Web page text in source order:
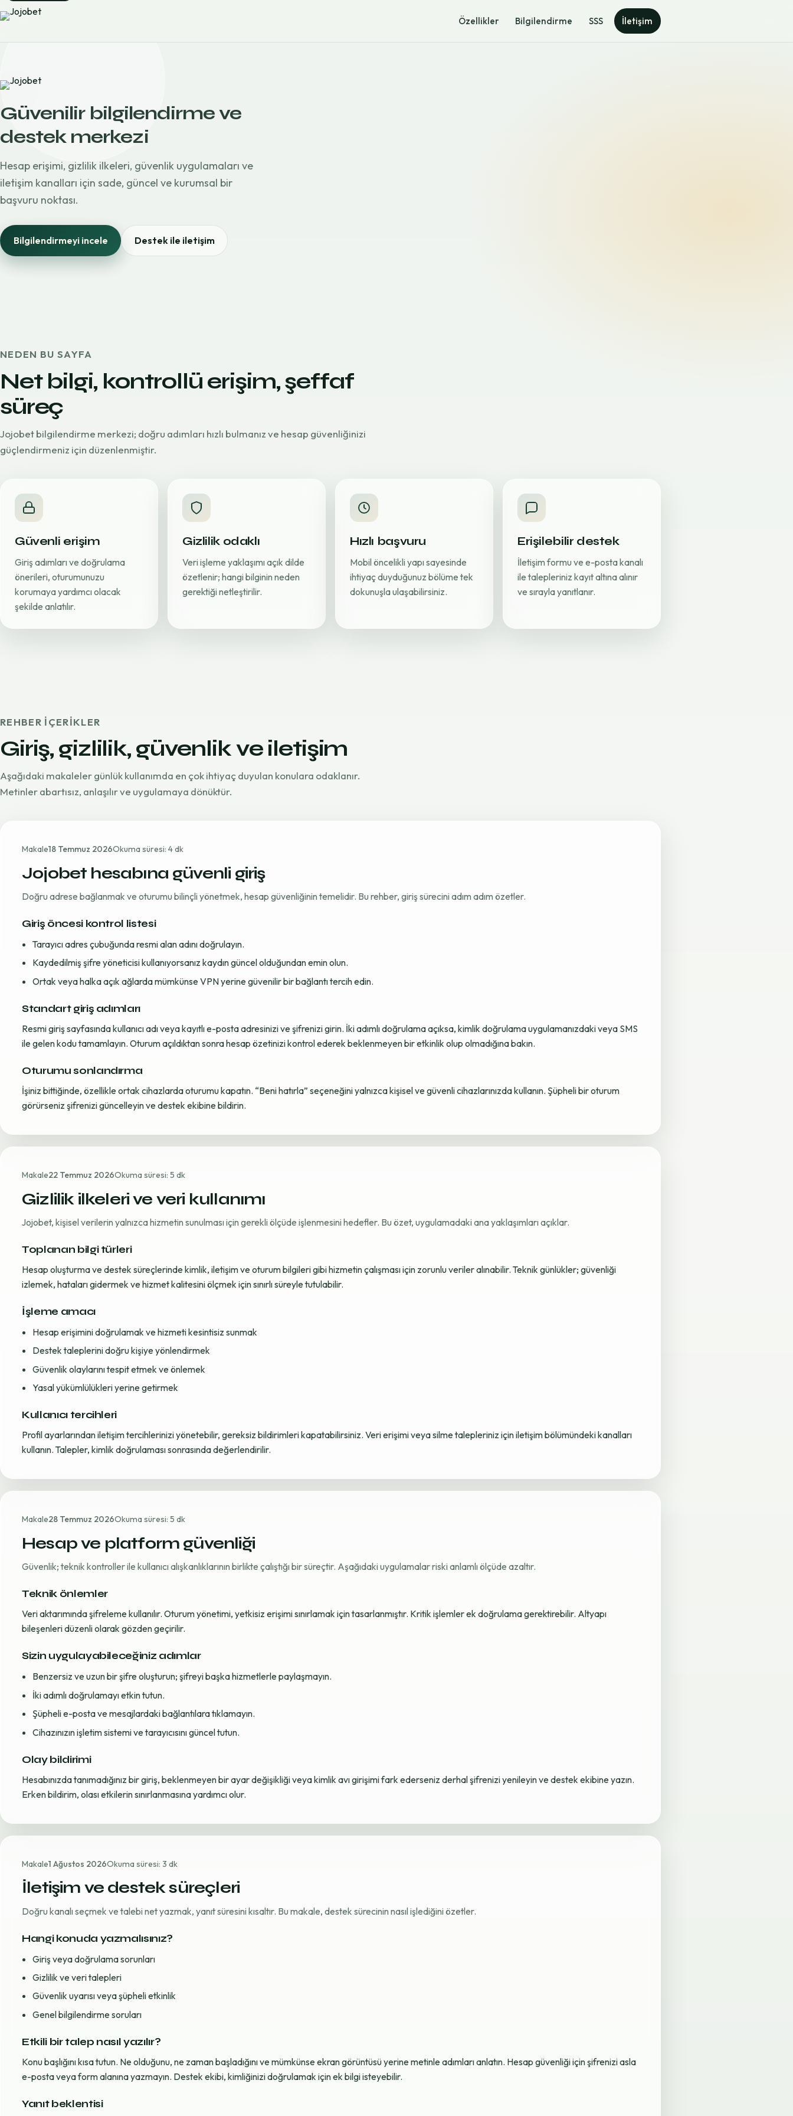
Özellikler Bilgilendirme SSS İletişim
Güvenilir bilgilendirme ve
destek merkezi
Hesap erişimi, gizlilik ilkeleri, güvenlik uygulamaları ve
iletişim kanalları için sade, güncel ve kurumsal bir
başvuru noktası.
Bilgilendirmeyi incele Destek ile iletişim
NEDEN BU SAYFA
Net bilgi, kontrollü erişim, şeffaf
süreç
Jojobet bilgilendirme merkezi; doğru adımları hızlı bulmanız ve hesap güvenliğinizi
güçlendirmeniz için düzenlenmiştir.
Güvenli erişim
Giriş adımları ve doğrulama
önerileri, oturumunuzu
korumaya yardımcı olacak
şekilde anlatılır.
Gizlilik odaklı
Veri işleme yaklaşımı açık dilde
özetlenir; hangi bilginin neden
gerektiği netleştirilir.
Hızlı başvuru
Mobil öncelikli yapı sayesinde
ihtiyaç duyduğunuz bölüme tek
dokunuşla ulaşabilirsiniz.
Erişilebilir destek
İletişim formu ve e-posta kanalı
ile talepleriniz kayıt altına alınır
ve sırayla yanıtlanır.
REHBER IÇERIKLER
Giriş, gizlilik, güvenlik ve iletişim
Aşağıdaki makaleler günlük kullanımda en çok ihtiyaç duyulan konulara odaklanır.
Metinler abartısız, anlaşılır ve uygulamaya dönüktür.
Makale18 Temmuz 2026Okuma süresi: 4 dk
Jojobet hesabına güvenli giriş
Doğru adrese bağlanmak ve oturumu bilinçli yönetmek, hesap güvenliğinin temelidir. Bu rehber, giriş sürecini adım adım özetler.
Giriş öncesi kontrol listesi
Tarayıcı adres çubuğunda resmi alan adını doğrulayın.
Kaydedilmiş şifre yöneticisi kullanıyorsanız kaydın güncel olduğundan emin olun.
Ortak veya halka açık ağlarda mümkünse VPN yerine güvenilir bir bağlantı tercih edin.
Standart giriş adımları
Resmi giriş sayfasında kullanıcı adı veya kayıtlı e-posta adresinizi ve şifrenizi girin. İki adımlı doğrulama açıksa, kimlik doğrulama uygulamanızdaki veya SMS
ile gelen kodu tamamlayın. Oturum açıldıktan sonra hesap özetinizi kontrol ederek beklenmeyen bir etkinlik olup olmadığına bakın.
Oturumu sonlandırma
İşiniz bittiğinde, özellikle ortak cihazlarda oturumu kapatın. “Beni hatırla” seçeneğini yalnızca kişisel ve güvenli cihazlarınızda kullanın. Şüpheli bir oturum
görürseniz şifrenizi güncelleyin ve destek ekibine bildirin.
Makale22 Temmuz 2026Okuma süresi: 5 dk
Gizlilik ilkeleri ve veri kullanımı
Jojobet, kişisel verilerin yalnızca hizmetin sunulması için gerekli ölçüde işlenmesini hedefler. Bu özet, uygulamadaki ana yaklaşımları açıklar.
Toplanan bilgi türleri
Hesap oluşturma ve destek süreçlerinde kimlik, iletişim ve oturum bilgileri gibi hizmetin çalışması için zorunlu veriler alınabilir. Teknik günlükler; güvenliği
izlemek, hataları gidermek ve hizmet kalitesini ölçmek için sınırlı süreyle tutulabilir.
İşleme amacı
Hesap erişimini doğrulamak ve hizmeti kesintisiz sunmak
Destek taleplerini doğru kişiye yönlendirmek
Güvenlik olaylarını tespit etmek ve önlemek
Yasal yükümlülükleri yerine getirmek
Kullanıcı tercihleri
Profil ayarlarından iletişim tercihlerinizi yönetebilir, gereksiz bildirimleri kapatabilirsiniz. Veri erişimi veya silme talepleriniz için iletişim bölümündeki kanalları
kullanın. Talepler, kimlik doğrulaması sonrasında değerlendirilir.
Makale28 Temmuz 2026Okuma süresi: 5 dk
Hesap ve platform güvenliği
Güvenlik; teknik kontroller ile kullanıcı alışkanlıklarının birlikte çalıştığı bir süreçtir. Aşağıdaki uygulamalar riski anlamlı ölçüde azaltır.
Teknik önlemler
Veri aktarımında şifreleme kullanılır. Oturum yönetimi, yetkisiz erişimi sınırlamak için tasarlanmıştır. Kritik işlemler ek doğrulama gerektirebilir. Altyapı
bileşenleri düzenli olarak gözden geçirilir.
Sizin uygulayabileceğiniz adımlar
Benzersiz ve uzun bir şifre oluşturun; şifreyi başka hizmetlerle paylaşmayın.
İki adımlı doğrulamayı etkin tutun.
Şüpheli e-posta ve mesajlardaki bağlantılara tıklamayın.
Cihazınızın işletim sistemi ve tarayıcısını güncel tutun.
Olay bildirimi
Hesabınızda tanımadığınız bir giriş, beklenmeyen bir ayar değişikliği veya kimlik avı girişimi fark ederseniz derhal şifrenizi yenileyin ve destek ekibine yazın.
Erken bildirim, olası etkilerin sınırlanmasına yardımcı olur.
Makale1 Ağustos 2026Okuma süresi: 3 dk
İletişim ve destek süreçleri
Doğru kanalı seçmek ve talebi net yazmak, yanıt süresini kısaltır. Bu makale, destek sürecinin nasıl işlediğini özetler.
Hangi konuda yazmalısınız?
Giriş veya doğrulama sorunları
Gizlilik ve veri talepleri
Güvenlik uyarısı veya şüpheli etkinlik
Genel bilgilendirme soruları
Etkili bir talep nasıl yazılır?
Konu başlığını kısa tutun. Ne olduğunu, ne zaman başladığını ve mümkünse ekran görüntüsü yerine metinle adımları anlatın. Hesap güvenliği için şifrenizi asla
e-posta veya form alanına yazmayın. Destek ekibi, kimliğinizi doğrulamak için ek bilgi isteyebilir.
Yanıt beklentisi